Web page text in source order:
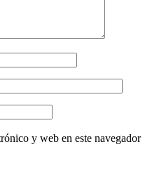
y web en este navegador